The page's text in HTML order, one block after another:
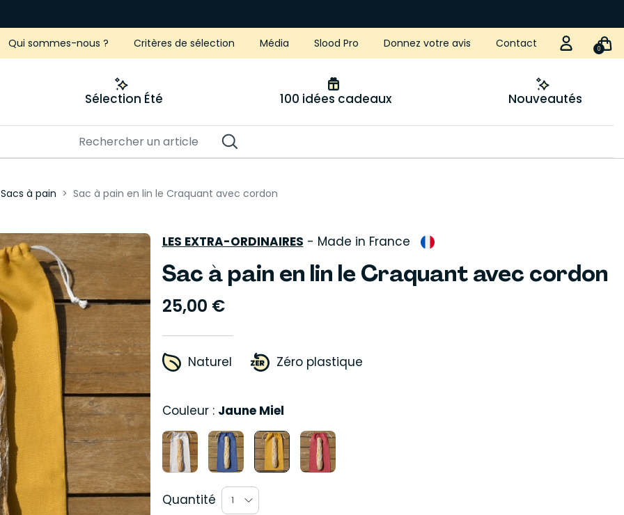
Qui sommes-nous ? Critères de sélection Média Slood Pro Donnez votre avis Contact 0
Sélection Été 100 idées cadeaux Nouveautés
Sacs à pain Sac à pain en lin le Craquant avec cordon
LES EXTRA-ORDINAIRES - Made in France
Sac à pain en lin le Craquant avec cordon
25,00 €
Naturel Zéro plastique
Couleur : Jaune Miel
Quantité 1